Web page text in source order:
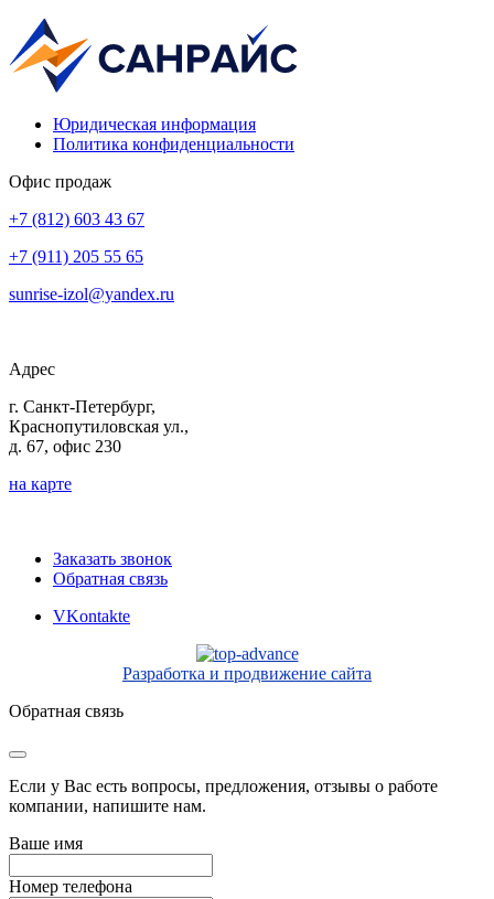
Юридическая информация
Политика конфиденциальности
Офис продаж
+7 (812) 603 43 67
+7 (911) 205 55 65
sunrise-izol@yandex.ru
Адрес
г. Санкт-Петербург,
Краснопутиловская ул.,
д. 67, офис 230
на карте
Заказать звонок
Обратная связь
VKontakte
Разработка и продвижение сайта
Обратная связь
Если у Вас есть вопросы, предложения, отзывы о работе
компании, напишите нам.
Ваше имя
Номер телефона